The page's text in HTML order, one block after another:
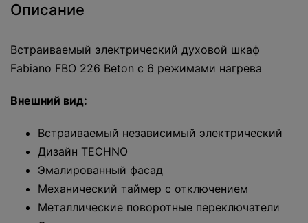
Описание
Встраиваемый электрический духовой шкаф
Fabiano FBO 226 Beton с 6 режимами нагрева
Внешний вид:
Встраиваемый независимый электрический
Дизайн TECHNO
Эмалированный фасад
Механический таймер с отключением
Металлические поворотные переключатели